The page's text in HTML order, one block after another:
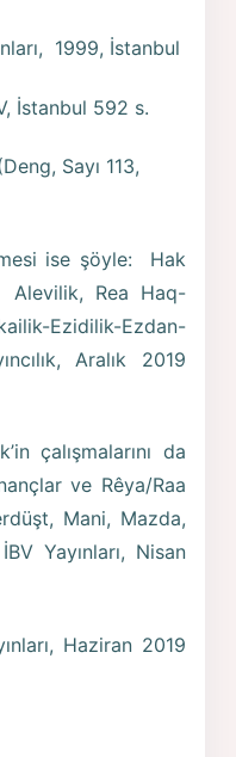
1999, İstanbul
İstanbul 592 s.
Sayı 113,
ise şöyle: Hak
Alevilik, Rea Haq-
Ezidilik-Ezdan-
Aralık 2019
çalışmalarını da
ve Rêya/Raa
Mani, Mazda,
Yayınları, Nisan
Haziran 2019